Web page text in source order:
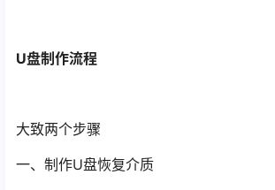
U盘制作流程
大致两个步骤
一、制作U盘恢复介质